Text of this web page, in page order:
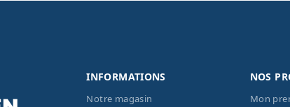
INFORMATIONS
Notre magasin
NOS
Mon